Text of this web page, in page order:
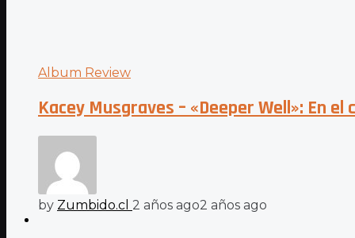
Album Review
Kacey Musgraves – «Deeper Well»: En
by Zumbido.cl 2 años ago2 años ago